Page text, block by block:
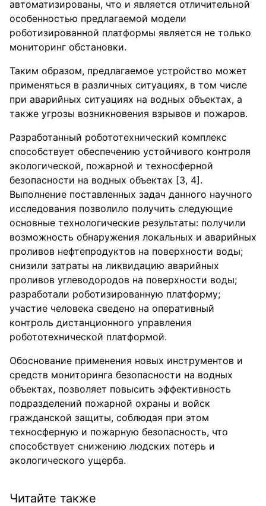
автоматизированы, что и является отличительной
особенностью предлагаемой модели
роботизированной платформы является не только
мониторинг обстановки.
Таким образом, предлагаемое устройство может
применяться в различных ситуациях, в том числе
при аварийных ситуациях на водных объектах, а
также угрозы возникновения взрывов и пожаров.
Разработанный робототехнический комплекс
способствует обеспечению устойчивого контроля
экологической, пожарной и техносферной
безопасности на водных объектах [3, 4].
Выполнение поставленных задач данного научного
исследования позволило получить следующие
основные технологические результаты: получили
возможность обнаружения локальных и аварийных
проливов нефтепродуктов на поверхности воды;
снизили затраты на ликвидацию аварийных
проливов углеводородов на поверхности воды;
разработали роботизированную платформу;
участие человека сведено на оперативный
контроль дистанционного управления
робототехнической платформой.
Обоснование применения новых инструментов и
средств мониторинга безопасности на водных
объектах, позволяет повысить эффективность
подразделений пожарной охраны и войск
гражданской защиты, соблюдая при этом
техносферную и пожарную безопасность, что
способствует снижению людских потерь и
экологического ущерба.
Читайте также